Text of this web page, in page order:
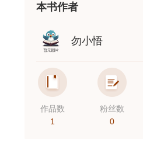
本书作者
勿小悟
作品数
1
粉丝数
0